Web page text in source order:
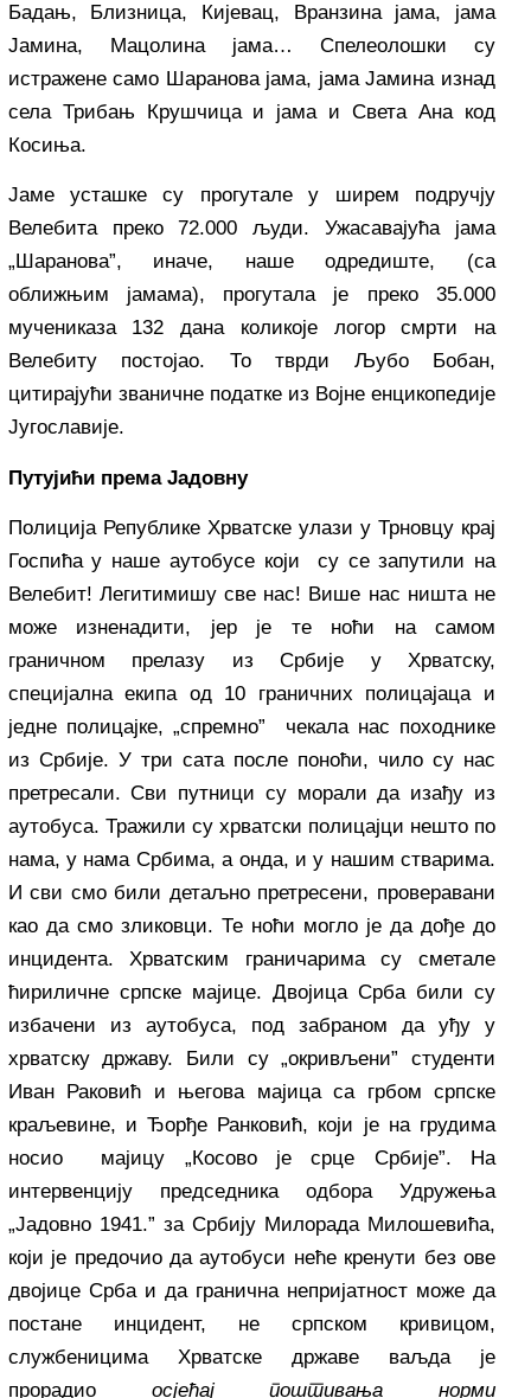
Бадањ, Близница, Кијевац, Вранзина јама, јама
Јамина, Мацолина јама… Спелеолошки су
истражене само Шаранова јама, јама Јамина изнад
села Трибањ Крушчица и јама и Света Ана код
Косиња.
Јаме усташке су прогутале у ширем подручју
Велебита преко 72.000 људи. Ужасавајућа јама
„Шаранова”, иначе, наше одредиште, (са
оближњим јамама), прогутала је преко 35.000
мучениказа 132 дана коликоје логор смрти на
Велебиту постојао. То тврди Љубо Бобан,
цитирајући званичне податке из Војне енцикопедије
Југославије.
Путујићи према Јадовну
Полиција Републике Хрватске улази у Трновцу крај
Госпића у наше аутобусе који су се запутили на
Велебит! Легитимишу све нас! Више нас ништа не
може изненадити, јер је те ноћи на самом
граничном прелазу из Србије у Хрватску,
специјална екипа од 10 граничних полицајаца и
једне полицајке, „спремно” чекала нас походнике
из Србије. У три сата после поноћи, чило су нас
претресали. Сви путници су морали да изађу из
аутобуса. Тражили су хрватски полицајци нешто по
нама, у нама Србима, а онда, и у нашим стварима.
И сви смо били детаљно претресени, проверавани
као да смо зликовци. Те ноћи могло је да дође до
инцидента. Хрватским граничарима су сметале
ћириличне српске мајице. Двојица Срба били су
избачени из аутобуса, под забраном да уђу у
хрватску државу. Били су „окривљени” студенти
Иван Раковић и његова мајица са грбом српске
краљевине, и Ђорђе Ранковић, који је на грудима
носио мајицу „Косово је срце Србије”. На
интервенцију председника одбора Удружења
„Јадовно 1941.” за Србију Милорада Милошевића,
који је предочио да аутобуси неће кренути без ове
двојице Срба и да гранична непријатност може да
постане инцидент, не српском кривицом,
службеницима Хрватске државе ваљда је
прорадио осјећај поштивања норми